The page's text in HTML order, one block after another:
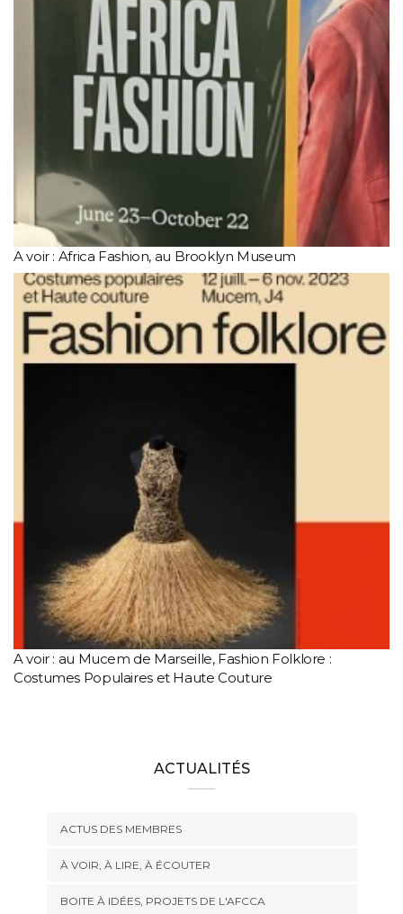
A voir : Africa Fashion, au Brooklyn Museum
A voir : au Mucem de Marseille, Fashion Folklore :
Costumes Populaires et Haute Couture
ACTUALITÉS
ACTUS DES MEMBRES
À VOIR, À LIRE, À ÉCOUTER
BOITE À IDÉES, PROJETS DE L'AFCCA